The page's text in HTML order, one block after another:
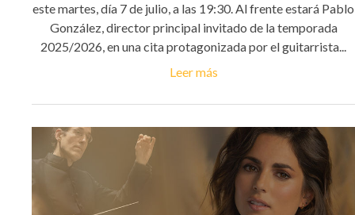
este martes, día 7 de julio, a las 19:30. Al frente estará Pablo
González, director principal invitado de la temporada
2025/2026, en una cita protagonizada por el guitarrista...
Leer más